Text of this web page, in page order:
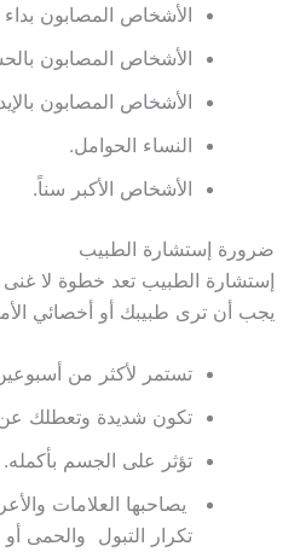
الأشخاص المصابون
الأشخاص المصابون
الأشخاص المصابون
النساء الحوامل.
الأشخاص الأكبر سناً.
ضرورة إستشارة الطبيب
إستشارة الطبيب تعد خطوة لا غنى
يجب أن ترى طبيبك أو أخصائي
تستمر لأكثر من أسبوعين
تكون شديدة وتعطلك عن
تؤثر على الجسم بأكمله.
يصاحبها العلامات
تكرار التبول والحمى أو